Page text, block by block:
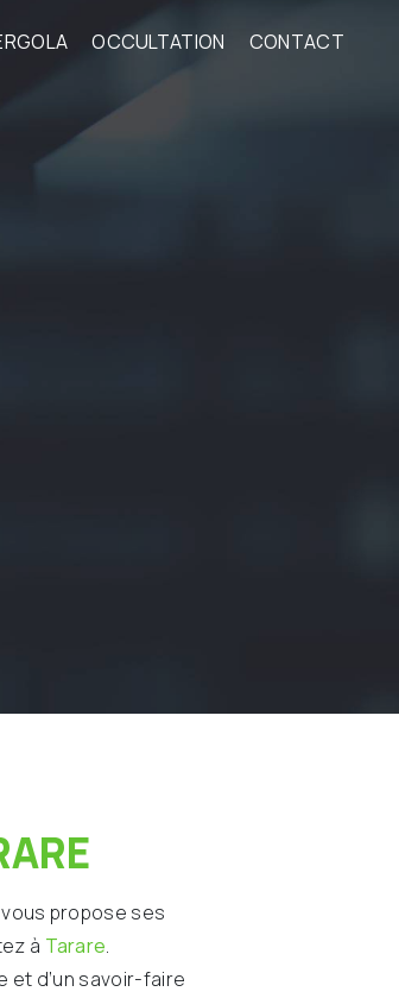
OCCULTATION CONTACT
vous propose ses
à Tarare.
et d’un savoir-faire